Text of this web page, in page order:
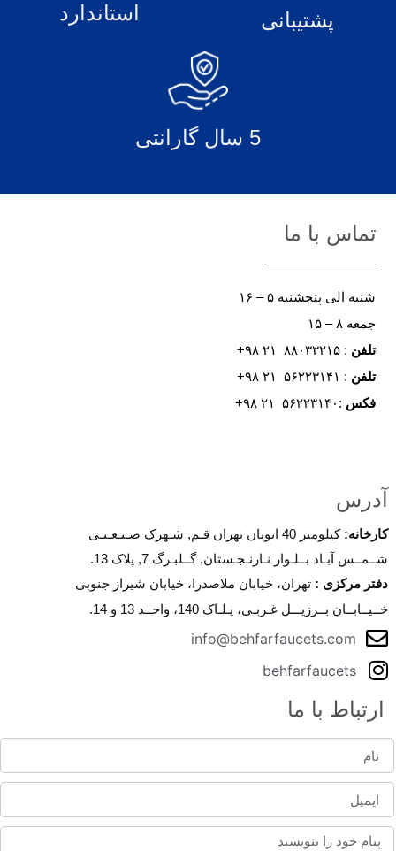
پشتیبانی استاندارد
5 سال گارانتی
تماس با ما
شنبه الی پنجشنبه ۵ – ۱۶
جمعه ۸ – ۱۵
تلفن : ۸۸۰۳۳۲۱۵ ۲۱ ۹۸+
تلفن : ۵۶۲۲۳۱۴۱ ۲۱ ۹۸+
فکس :۵۶۲۲۳۱۴۰ ۲۱ ۹۸+
آدرس
کارخانه: کیلومتر 40 اتوبان تهران قـم, شـهرک صـنـعـتـی
شــمــس آبـاد بــلـوار نـارنـجـستان, گــلبـرگ 7, پلاک 13.
دفتر مرکزی : تهران، خیابان ملاصدرا، خیابان شیراز جنوبی
خــیــابــان بــرزیـــل غـربـی، پـلـاک 140، واحــد 13 و 14.
info@behfarfaucets.com
behfarfaucets
ارتباط با ما